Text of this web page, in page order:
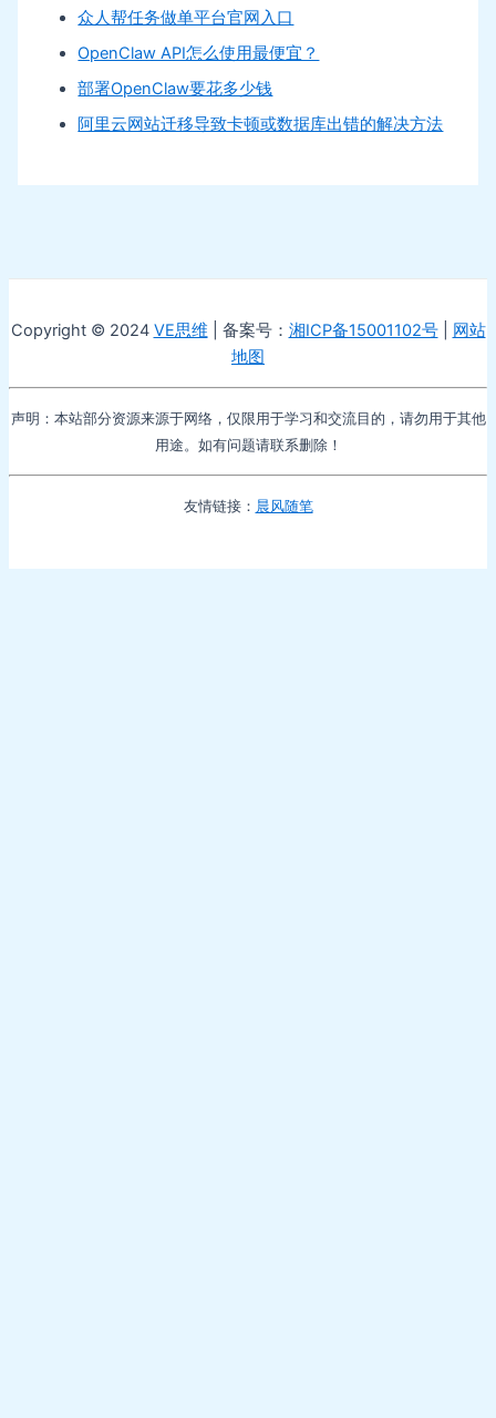
众人帮任务做单平台官网入口
OpenClaw API怎么使用最便宜？
部署OpenClaw要花多少钱
阿里云网站迁移导致卡顿或数据库出错的解决方法
Copyright © 2024 VE思维 | 备案号： 湘ICP备15001102号| 网站
地图
声明：本站部分资源来源于网络，仅限用于学习和交流目的，请勿用于其他
用途。如有问题请联系删除！
友情链接： 晨风随笔